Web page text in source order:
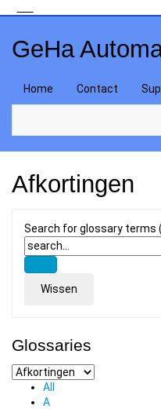
GeHa
Home Contact
Afkortingen
Search for glossary terms
Glossaries
All
A